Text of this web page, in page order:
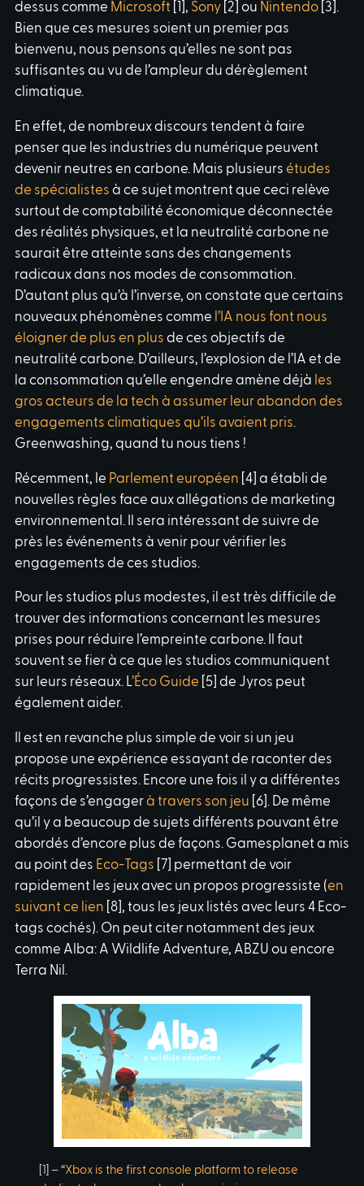
dessus comme Microsoft [1], Sony [2] ou Nintendo [3].
Bien que ces mesures soient un premier pas
bienvenu, nous pensons qu’elles ne sont pas
suffisantes au vu de l’ampleur du dérèglement
climatique.
En effet, de nombreux discours tendent à faire
penser que les industries du numérique peuvent
devenir neutres en carbone. Mais plusieurs études
de spécialistes à ce sujet montrent que ceci relève
surtout de comptabilité économique déconnectée
des réalités physiques, et la neutralité carbone ne
saurait être atteinte sans des changements
radicaux dans nos modes de consommation.
D’autant plus qu’à l’inverse, on constate que certains
nouveaux phénomènes comme l’IA nous font nous
éloigner de plus en plus de ces objectifs de
neutralité carbone. D’ailleurs, l’explosion de l’IA et de
la consommation qu’elle engendre amène déjà les
gros acteurs de la tech à assumer leur abandon des
engagements climatiques qu’ils avaient pris.
Greenwashing, quand tu nous tiens !
Récemment, le Parlement européen [4] a établi de
nouvelles règles face aux allégations de marketing
environnemental. Il sera intéressant de suivre de
près les événements à venir pour vérifier les
engagements de ces studios.
Pour les studios plus modestes, il est très difficile de
trouver des informations concernant les mesures
prises pour réduire l’empreinte carbone. Il faut
souvent se fier à ce que les studios communiquent
sur leurs réseaux. L’Éco Guide [5] de Jyros peut
également aider.
Il est en revanche plus simple de voir si un jeu
propose une expérience essayant de raconter des
récits progressistes. Encore une fois il y a différentes
façons de s’engagerà travers son jeu [6]. De même
qu’il y a beaucoup de sujets différents pouvant être
abordés d’encore plus de façons. Gamesplanet a mis
au point des Eco-Tags [7] permettant de voir
rapidement les jeux avec un propos progressiste (en
suivant ce lien [8], tous les jeux listés avec leurs 4 Eco-
tags cochés). On peut citer notamment des jeux
comme Alba: A Wildlife Adventure, ABZU ou encore
Terra Nil.
[1] – “Xbox is the first console platform to release